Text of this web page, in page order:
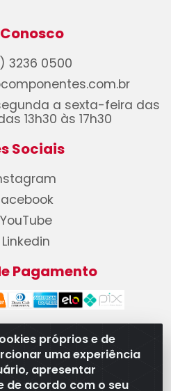
próprios e de
uma experiência
apresentar
de acordo com o seu
3236 0500
a sexta-feira das
13h30 às 17h30
Sociais
YouTube
Linkedin
Pagamento
LTDA - CNPJ
do Níquel, 667 - Parque
GO - CEP 74375-660